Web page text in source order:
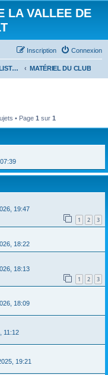
LA VALLEE DE
Connexion
Inscription
AMICALE MODELISTE DE LA VALLEE DE L'HERAULT MATÉRIEL DU CLUB
• Page 1 sur 1
19:47
1 2 3
18:22
18:13
1 2 3
18:09
11:12
19:21